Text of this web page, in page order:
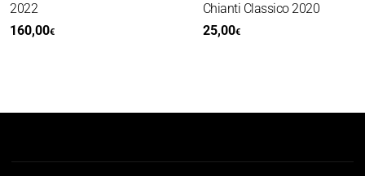
2022
160,00€
Chianti Classico 2020
25,00€